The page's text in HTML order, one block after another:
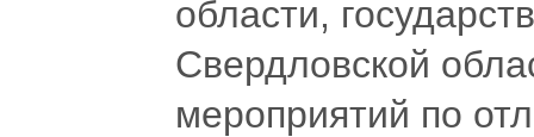
области,
Свердловской
мероприятий по